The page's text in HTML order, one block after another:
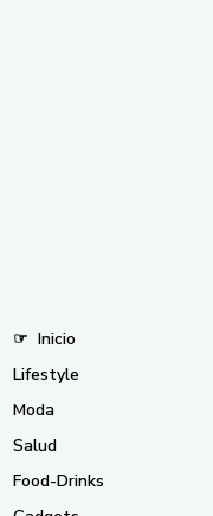
☞ Inicio
Lifestyle
Moda
Salud
Food-Drinks